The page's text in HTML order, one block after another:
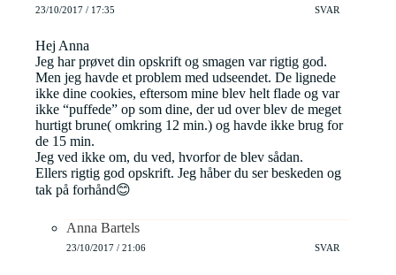
23/10/2017 / 17:35 SVAR
Hej Anna
Jeg har prøvet din opskrift og smagen var rigtig god.
Men jeg havde et problem med udseendet. De lignede
ikke dine cookies, eftersom mine blev helt flade og var
ikke “puffede” op som dine, der ud over blev de meget
hurtigt brune( omkring 12 min.) og havde ikke brug for
de 15 min.
Jeg ved ikke om, du ved, hvorfor de blev sådan.
Ellers rigtig god opskrift. Jeg håber du ser beskeden og
tak på forhånd😊
Anna Bartels
23/10/2017 / 21:06 SVAR